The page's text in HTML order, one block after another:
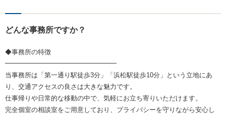
どんな事務所ですか？
◆事務所の特徴
━━━━━━━━━━━━━━━━━
当事務所は「第一通り駅徒歩3分」「浜松駅徒歩10分」という立地にあ
り、交通アクセスの良さは大きな魅力です。
仕事帰りや日常的な移動の中で、気軽にお立ち寄りいただけます。
完全個室の相談室をご用意しており、プライバシーを守りながら安心し